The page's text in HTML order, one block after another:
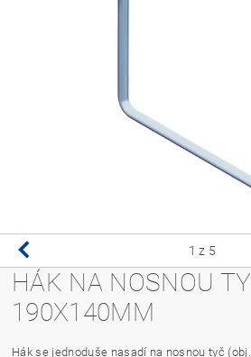
1 z 5
HÁK NA NOSNOU
190X140MM
Hák se jednoduše nasadí na nosnou tyč